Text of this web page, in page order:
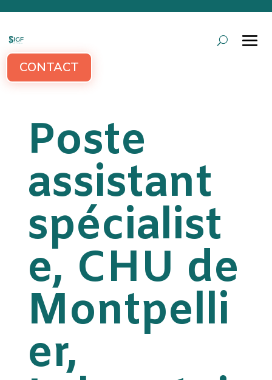
CONTACT
Poste
assistant
spécialist
e, CHU de
Montpelli
er,